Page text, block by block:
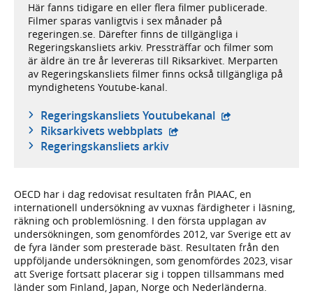
Här fanns tidigare en eller flera filmer publicerade.
Filmer sparas vanligtvis i sex månader på
regeringen.se. Därefter finns de tillgängliga i
Regeringskansliets arkiv. Pressträffar och filmer som
är äldre än tre år levereras till Riksarkivet. Merparten
av Regeringskansliets filmer finns också tillgängliga på
myndighetens Youtube-kanal.
Regeringskansliets Youtubekanal - extern
Riksarkivets webbplats - extern webbplats,
Regeringskansliets arkiv
OECD har i dag redovisat resultaten från PIAAC, en
internationell undersökning av vuxnas färdigheter i läsning,
räkning och problemlösning. I den första upplagan av
undersökningen, som genomfördes 2012, var Sverige ett av
de fyra länder som presterade bäst. Resultaten från den
uppföljande undersökningen, som genomfördes 2023, visar
att Sverige fortsatt placerar sig i toppen tillsammans med
länder som Finland, Japan, Norge och Nederländerna.